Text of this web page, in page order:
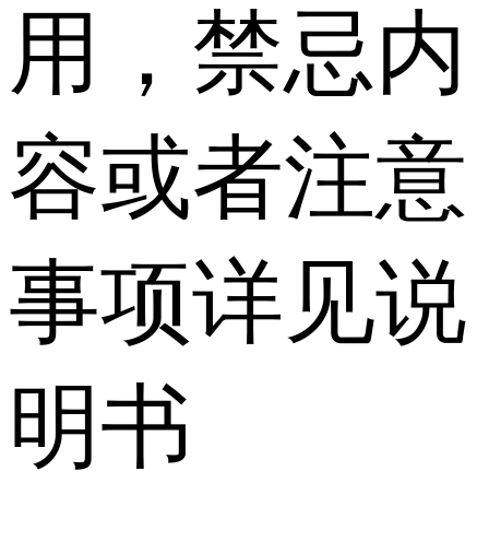
用，禁忌内
容或者注意
事项详见说
明书